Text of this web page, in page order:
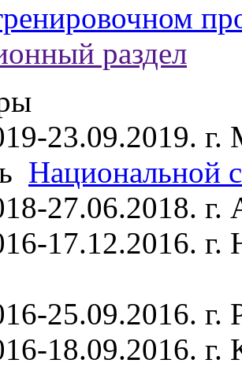
раздел
23.09.2019. г.
Национальной
27.06.2018.
17.12.2016.
25.09.2016. г.
18.09.2016.